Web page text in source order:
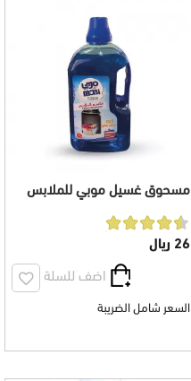
مسحوق غسيل موبي للملابس
26 ريال
اضف للسلة
السعر شامل الضريبة